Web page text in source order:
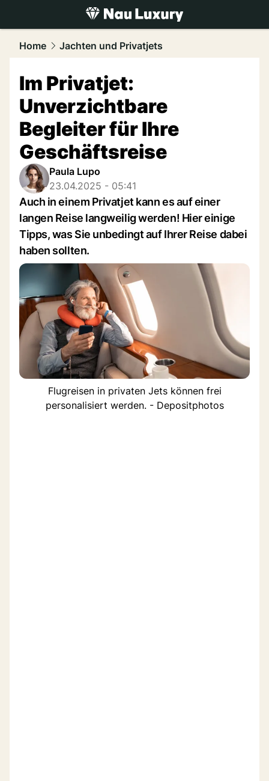
luxury.NAU.ch
Home Jachten und Privatjets
Im Privatjet:
Unverzichtbare
Begleiter für Ihre
Geschäftsreise
Paula Lupo
23.04.2025 - 05:41
Auch in einem Privatjet kann es auf einer
langen Reise langweilig werden! Hier einige
Tipps, was Sie unbedingt auf Ihrer Reise dabei
haben sollten.
Flugreisen in privaten Jets können frei
personalisiert werden. - Depositphotos